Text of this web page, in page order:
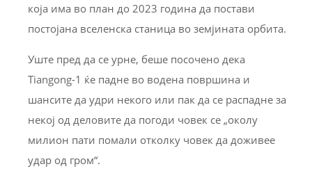
која има во план до 2023 година да постави
постојана вселенска станица во земјината орбита.
Уште пред да се урне, беше посочено дека
Tiangong-1 ќе падне во водена површина и
шансите да удри некого или пак да се распадне за
некој од деловите да погоди човек се „околу
милион пати помали отколку човек да доживее
удар од гром“.